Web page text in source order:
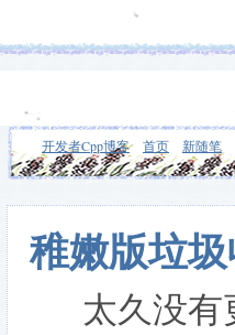
开发者Cpp博客 首页 新随笔
稚嫩版垃
太久没有